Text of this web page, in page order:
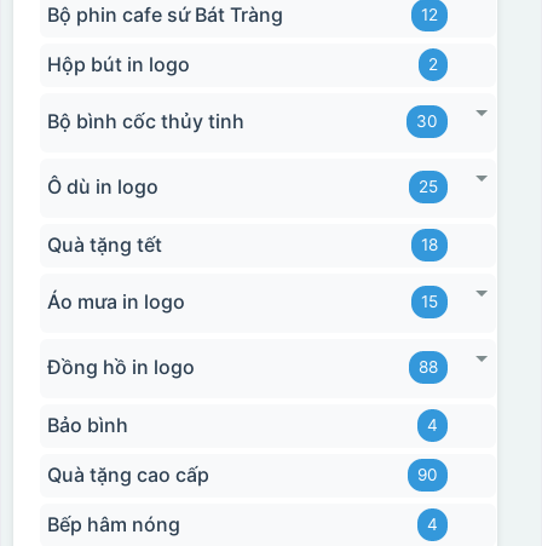
Bộ phin cafe sứ Bát Tràng 12
Hộp bút in logo 2
Bộ bình cốc thủy tinh 30
Ô dù in logo 25
Quà tặng tết 18
Áo mưa in logo 15
Đồng hồ in logo 88
Bảo bình 4
Quà tặng cao cấp 90
Bếp hâm nóng 4